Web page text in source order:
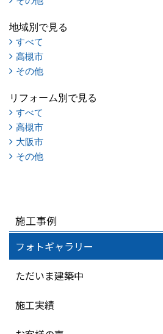
地域別で見る
すべて
高槻市
その他
リフォーム別で見る
すべて
高槻市
大阪市
その他
施工事例
フォトギャラリー
ただいま建築中
施工実績